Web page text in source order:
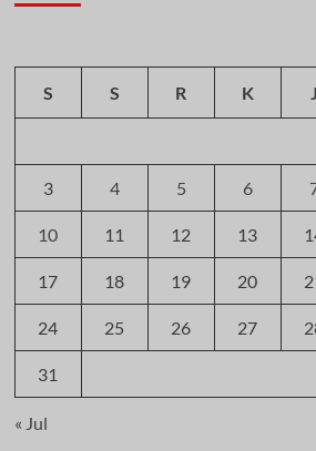
S S R K J
3 4 5 6
10 11 12 13
17 18 19 20
24 25 26 27
31
« Jul